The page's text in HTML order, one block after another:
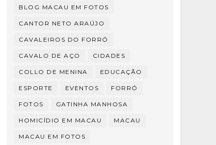
BLOG MACAU EM FOTOS
CANTOR NETO ARAÚJO
CAVALEIROS DO FORRÓ
CAVALO DE AÇO CIDADES
COLLO DE MENINA EDUCAÇÃO
ESPORTE EVENTOS FORRÓ
FOTOS GATINHA MANHOSA
HOMICÍDIO EM MACAU MACAU
MACAU EM FOTOS